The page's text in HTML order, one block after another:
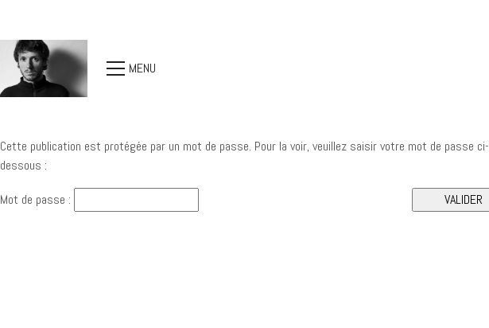
MENU
Cette publication est protégée par un mot de passe. Pour la voir, veuillez saisir votre mot de passe ci-
dessous :
Mot de passe :